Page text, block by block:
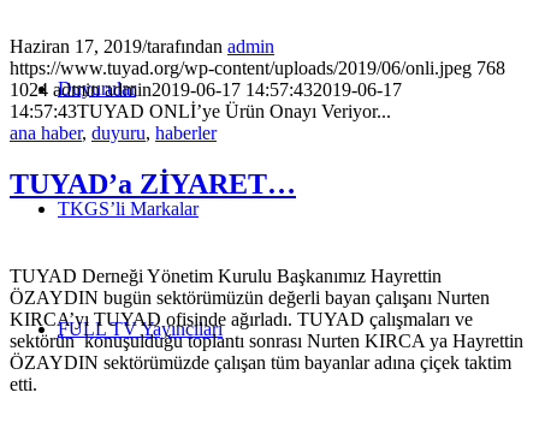
Duyurular
TKGS’li Markalar
FULL TV Yayıncıları
Haziran 17, 2019/tarafından admin
https://www.tuyad.org/wp-content/uploads/2019/06/onli.jpeg 768
1024 admin admin2019-06-17 14:57:432019-06-17
14:57:43TUYAD ONLİ’ye Ürün Onayı Veriyor...
ana haber, duyuru, haberler
TUYAD’a ZİYARET…
TUYAD Derneği Yönetim Kurulu Başkanımız Hayrettin
ÖZAYDIN bugün sektörümüzün değerli bayan çalışanı Nurten
KIRCA’yı TUYAD ofisinde ağırladı. TUYAD çalışmaları ve
sektörün konuşulduğu toplantı sonrası Nurten KIRCA ya Hayrettin
ÖZAYDIN sektörümüzde çalışan tüm bayanlar adına çiçek taktim
etti.